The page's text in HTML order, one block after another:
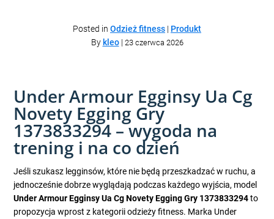
Posted in Odzież fitness | Produkt
By kleo| 23 czerwca 2026
Under Armour Egginsy Ua Cg
Novety Egging Gry
1373833294 – wygoda na
trening i na co dzień
Jeśli szukasz legginsów, które nie będą przeszkadzać w ruchu, a
jednocześnie dobrze wyglądają podczas każdego wyjścia, model
Under Armour Egginsy Ua Cg Novety Egging Gry 1373833294to
propozycja wprost z kategorii odzieży fitness. Marka Under